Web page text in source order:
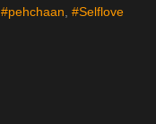
#pehchaan, #Selflove